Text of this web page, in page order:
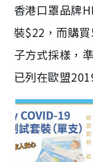
香港口罩品牌
裝$22，而購
子方式採樣，
已列在歐盟